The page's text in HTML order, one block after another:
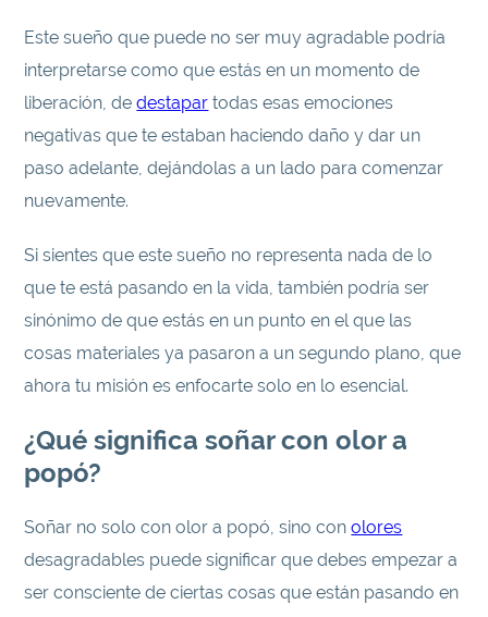
Este sueño que puede no ser muy agradable podría
interpretarse como que estás en un momento de
liberación, dedestapar todas esas emociones
negativas que te estaban haciendo daño y dar un
paso adelante, dejándolas a un lado para comenzar
nuevamente.
Si sientes que este sueño no representa nada de lo
que te está pasando en la vida, también podría ser
sinónimo de que estás en un punto en el que las
cosas materiales ya pasaron a un segundo plano, que
ahora tu misión es enfocarte solo en lo esencial.
¿Qué significa soñar con olor a
popó?
Soñar no solo con olor a popó, sino conolores
desagradables puede significar que debes empezar a
ser consciente de ciertas cosas que están pasando en